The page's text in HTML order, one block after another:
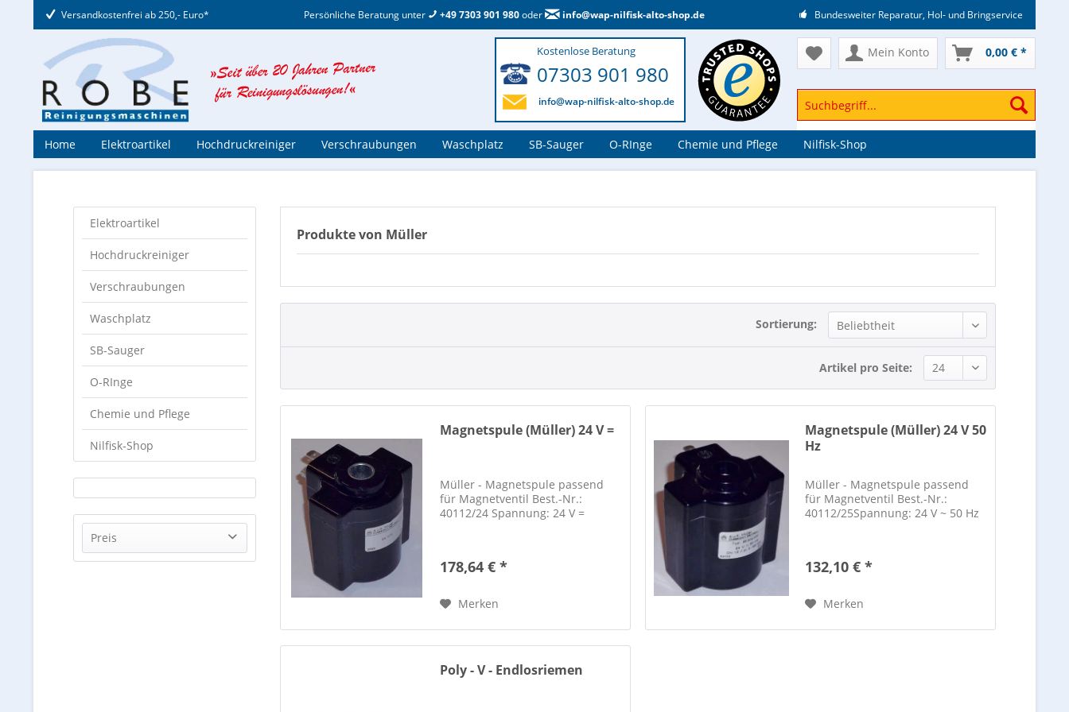
Versandkostenfrei ab 250,- Euro* Persönliche Beratung unter +49 7303 901 980oder info@wap-nilfisk-alto-shop.de Bundesweiter Reparatur, Hol- und Bringservice
Kostenlose Beratung
07303 901 980
info@wap-nilfisk-alto-shop.de
Mein Konto 0,00 € *
Home Elektroartikel Hochdruckreiniger Verschraubungen Waschplatz SB-Sauger O-RInge Chemie und Pflege Nilfisk-Shop
Elektroartikel
Hochdruckreiniger
Verschraubungen
Waschplatz
SB-Sauger
O-RInge
Chemie und Pflege
Nilfisk-Shop
Preis
Produkte von Müller
Sortierung:
Artikel pro Seite:
Magnetspule (Müller) 24 V =
Müller - Magnetspule passend
für Magnetventil Best.-Nr.:
40112/24 Spannung: 24 V =
178,64 € *
Merken
Magnetspule (Müller) 24 V 50
Hz
Müller - Magnetspule passend
für Magnetventil Best.-Nr.:
40112/25Spannung: 24 V ~ 50 Hz
132,10 € *
Merken
Poly - V - Endlosriemen